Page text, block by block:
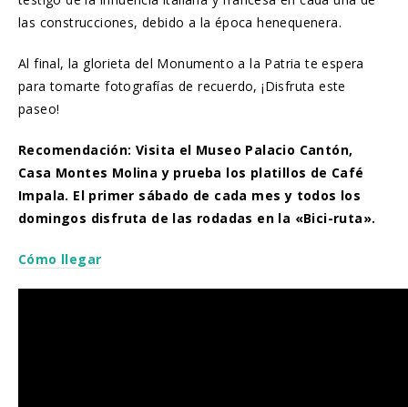
las construcciones, debido a la época henequenera.
Al final, la glorieta del Monumento a la Patria te espera
para tomarte fotografías de recuerdo, ¡Disfruta este
paseo!
Recomendación: Visita el Museo Palacio Cantón,
Casa Montes Molina y prueba los platillos de Café
Impala. El primer sábado de cada mes y todos los
domingos disfruta de las rodadas en la «Bici-ruta».
Cómo llegar